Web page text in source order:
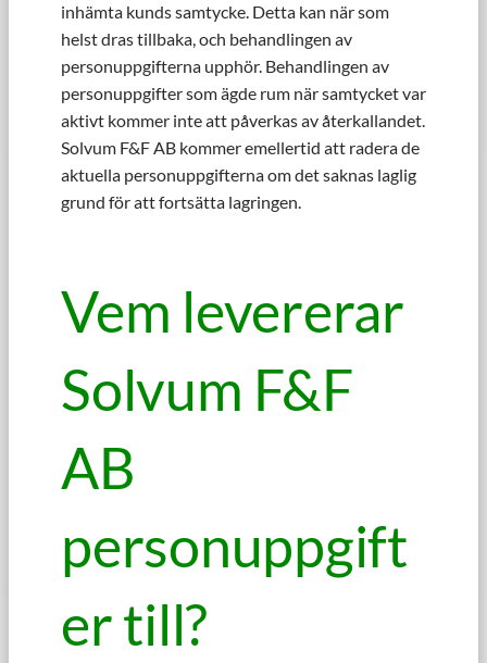
inhämta kunds samtycke. Detta kan när som
helst dras tillbaka, och behandlingen av
personuppgifterna upphör. Behandlingen av
personuppgifter som ägde rum när samtycket var
aktivt kommer inte att påverkas av återkallandet.
Solvum F&F AB kommer emellertid att radera de
aktuella personuppgifterna om det saknas laglig
grund för att fortsätta lagringen.
Vem levererar
Solvum F&F
AB
personuppgift
er till?